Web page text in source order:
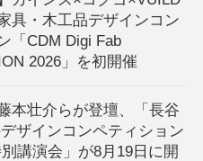
具・木工品デザインコン
「CDM Digi Fab
2026」を初開催
本壮介らが登壇、「長谷
ザインコンペティション
講演会」が8月19日に開